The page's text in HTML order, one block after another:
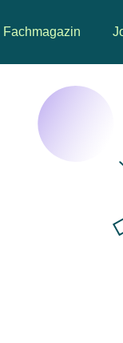
Fachmagazin